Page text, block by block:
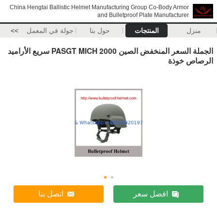
China Hengtai Ballistic Helmet Manufacturing Group Co-Body Armor
and Bulletproof Plate Manufacturer
منزل المنتجات حول بنا جولة في المعمل >>
الجملة السعر المنخفض الصين PASGT MICH 2000 سريع الأراميد
الرصاص خوذة
افضل سعر اتصل بنا